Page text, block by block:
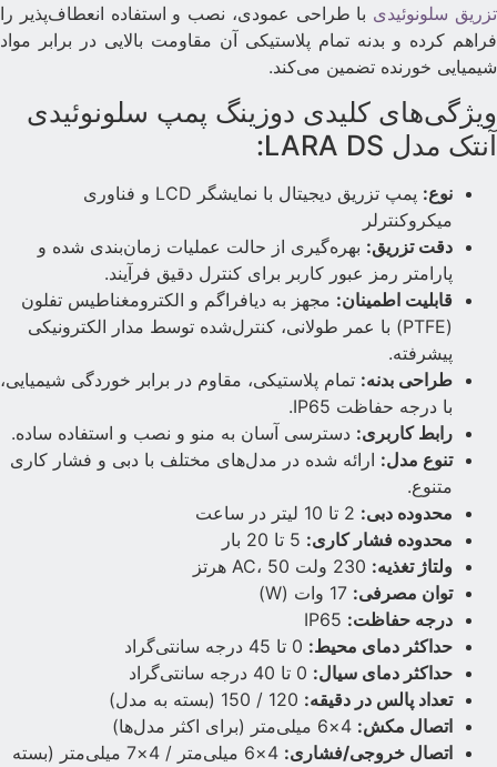
سلونوئیدیبا طراحی عمودی، نصب و استفاده انعطاف‌پذیر را
فراهم کرده و بدنه تمام پلاستیکی آن مقاومت بالایی در برابر مواد
شیمیایی خورنده تضمین می‌کند.
ویژگی‌های کلیدی دوزینگ پمپ سلونوئیدی
آنتک مدل LARA DS:
نوع:
پمپ تزریق دیجیتال با نمایشگر LCD و فناوری
میکروکنترلر
دقت تزریق: بهره‌گیری از حالت عملیات زمان‌بندی شده و
پارامتر رمز عبور کاربر برای کنترل دقیق فرآیند.
قابلیت اطمینان: مجهز به دیافراگم و الکترومغناطیس تفلون
(PTFE) با عمر طولانی، کنترل‌شده توسط مدار الکترونیکی
پیشرفته.
طراحی بدنه: تمام پلاستیکی، مقاوم در برابر خوردگی شیمیایی،
با درجه حفاظت IP65.
رابط کاربری: دسترسی آسان به منو و نصب و استفاده ساده.
تنوع مدل: ارائه شده در مدل‌های مختلف با دبی و فشار کاری
متنوع.
محدوده دبی:
محدوده فشار کاری:
ولتاژ تغذیه:
توان مصرفی:
درجه حفاظت:
حداکثر دمای محیط:
حداکثر دمای سیال:
تعداد پالس در دقیقه:
اتصال مکش:
اتصال خروجی/فشاری:
4×6 میلی‌متر / 4×7 میلی‌متر (بسته